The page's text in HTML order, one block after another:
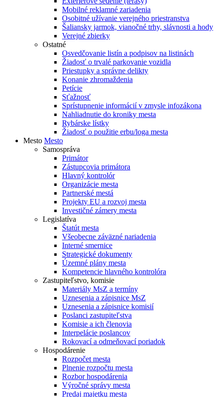
Mobilné reklamné zariadenia
Osobitné užívanie verejného priestranstva
Šaliansky jarmok, vianočné trhy, slávnosti a hody
Verejné zbierky
Ostatné
Osvedčovanie listín a podpisov na listinách
Žiadosť o trvalé parkovanie vozidla
Priestupky a správne delikty
Konanie zhromaždenia
Petície
Sťažnosť
Sprístupnenie informácií v zmysle infozákona
Nahliadnutie do kroniky mesta
Rybárske lístky
Žiadosť o použitie erbu/loga mesta
Mesto Mesto
Samospráva
Primátor
Zástupcovia primátora
Hlavný kontrolór
Organizácie mesta
Partnerské mestá
Projekty EU a rozvoj mesta
Investičné zámery mesta
Legislatíva
Štatút mesta
Všeobecne záväzné nariadenia
Interné smernice
Strategické dokumenty
Územné plány mesta
Kompetencie hlavného kontrolóra
Zastupiteľstvo, komisie
Materiály MsZ a termíny
Uznesenia a zápisnice MsZ
Uznesenia a zápisnice komisií
Poslanci zastupiteľstva
Komisie a ich členovia
Interpelácie poslancov
Rokovací a odmeňovací poriadok
Hospodárenie
Rozpočet mesta
Plnenie rozpočtu mesta
Rozbor hospodárenia
Výročné správy mesta
Predaj majetku mesta